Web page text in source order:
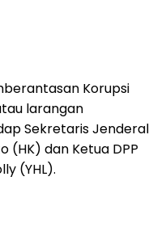
Korupsi
larangan
Sekretaris Jenderal
(HK) dan Ketua DPP
(YHL).